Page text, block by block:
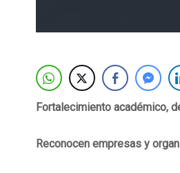
Fortalecimiento académico,
Reconocen empresas y